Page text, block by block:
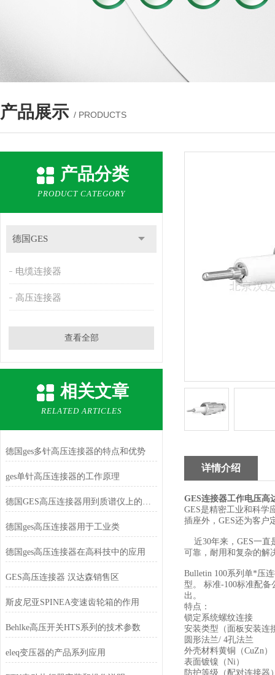
产品展示 / PRODUCTS
产品分类
PRODUCT CATEGORY
德国GES
电缆连接器
高压连接器
查看全部
相关文章
RELATED ARTICLES
德国ges多针高压连接器的特点和优势
ges单针高压连接器的工作原理
德国GES高压连接器用到质谱仪上的特点
德国ges高压连接器用于工业类
德国ges高压连接器在高科技中的应用
GES高压连接器 汉达森销售区
斯皮尼亚SPINEA变速齿轮箱的作用
Behlke高压开关HTS系列的技术参数
eleq变压器的产品系列应用
详情介绍
GES连接器工作电压高
GES是精密工业和科学
插座外， GES还为客户
近30年来， GES一直
可靠，耐用和复杂的解
Bulletin 100系列单*压
型。
标准-100标准配备
出。
特点：
锁定系统螺纹连接
安装类型（面板安装连
圆形法兰/ 4孔法兰
外壳材料黄铜（CuZn）
表面镀镍（Ni）
防护等级（配对连接器